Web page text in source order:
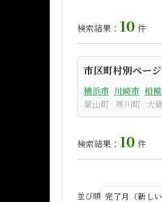
検索結果： 10 件
市区町村別ページ
横浜市 川崎市 相
葉山町 寒川町 大
検索結果： 10 件
並び順